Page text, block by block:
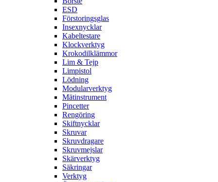
ESD
Förstoringsglas
Insexnycklar
Kabeltestare
Klockverktyg
Krokodilklämmor
Lim & Tejp
Limpistol
Lödning
Modularverktyg
Mätinstrument
Pincetter
Rengöring
Skiftnycklar
Skruvar
Skruvdragare
Skruvmejslar
Skärverktyg
Säkringar
Verktyg